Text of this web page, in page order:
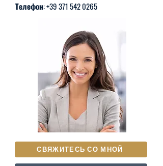
Телефон:+39 371 542 0265
СВЯЖИТЕСЬ СО МНОЙ